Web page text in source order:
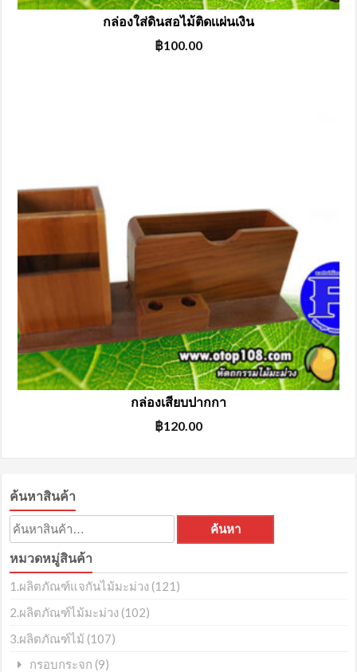
กล่องใส่ดินสอไม้ติดเเผ่นเงิน
฿100.00
กล่องเสียบปากกา
฿120.00
ค้นหาสินค้า
ค้นหา: ค้นหา
หมวดหมู่สินค้า
1.ผลิตภัณฑ์แจกันไม้มะม่วง (121)
2.ผลิตภัณฑ์ไม้มะม่วง (102)
3.ผลิตภัณฑ์ไม้ (107)
กรอบกระจก (9)